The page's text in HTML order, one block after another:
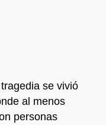
se vivió
al menos
personas